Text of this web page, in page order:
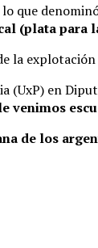
(plata para
(UxP) en
venimos
de los